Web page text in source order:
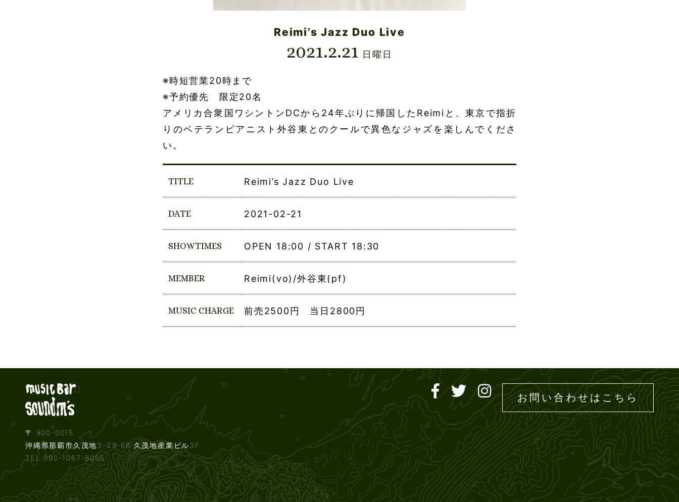
Reimi’s Jazz Duo Live
2021.2.21 日曜日
※時短営業20時まで
※予約優先 限定20名
アメリカ合衆国ワシントンDCから24年ぶりに帰国したReimiと、東京で指折
りのベテランピアニスト外谷東とのクールで異色なジャズを楽しんでくださ
い。
TITLE Reimi’s Jazz Duo Live
DATE 2021-02-21
SHOWTIMES OPEN 18:00 / START 18:30
MEMBER Reimi(vo)/外谷東(pf)
MUSIC CHARGE 前売2500円 当日2800円
Live music bar SOUND M'S – サウンドエムズ
〒 900-0015
沖縄県那覇市久茂地3-29-68 久茂地産業ビル3F
TEL:090-1067-8055
お問い合わせはこちら